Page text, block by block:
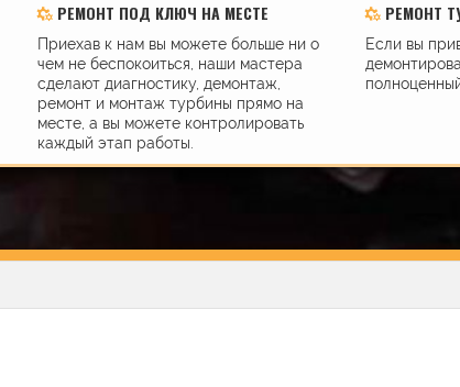
РЕМОНТ ПОД КЛЮЧ НА МЕСТЕ
Приехав к нам вы можете больше ни о
чем не беспокоиться, наши мастера
сделают диагностику, демонтаж,
ремонт и монтаж турбины прямо на
месте, а вы можете контролировать
каждый этап работы.
РЕМОНТ
Если вы